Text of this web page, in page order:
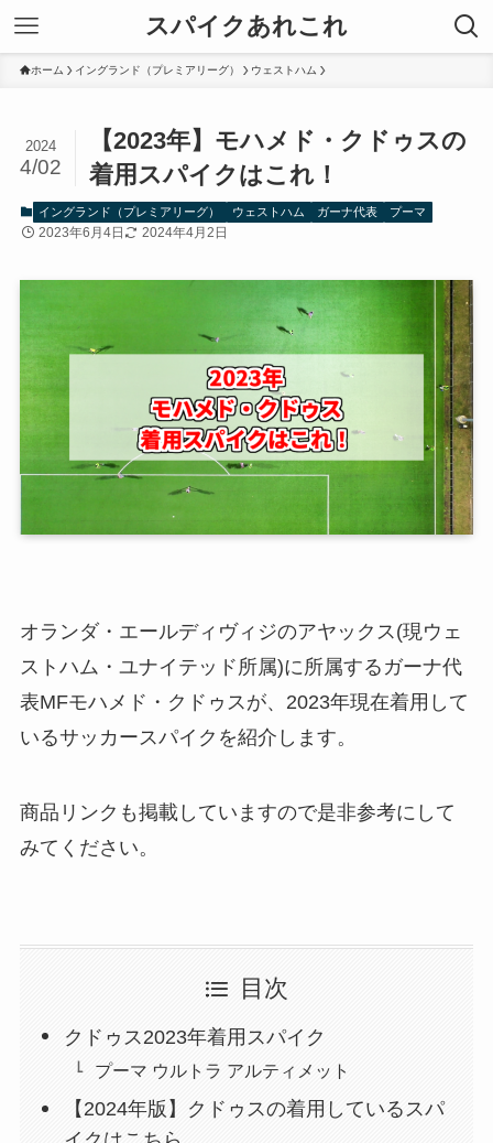
スパイクあれこれ
ホーム イングランド（プレミアリーグ） ウェストハム
【2023年】モハメド・クドゥスの
着用スパイクはこれ！
2024
4/02
イングランド（プレミアリーグ） ウェストハム ガーナ代表 プーマ
2023年6月4日 2024年4月2日
オランダ・エールディヴィジのアヤックス(現ウェ
ストハム・ユナイテッド所属)に所属するガーナ代
表MFモハメド・クドゥスが、2023年現在着用して
いるサッカースパイクを紹介します。
商品リンクも掲載していますので是非参考にして
みてください。
目次
クドゥス2023年着用スパイク
プーマ ウルトラ アルティメット
【2024年版】クドゥスの着用しているスパ